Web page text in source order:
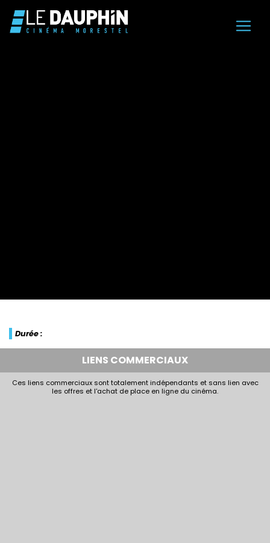
Durée :
LIENS COMMERCIAUX
Ces liens commerciaux sont totalement indépendants et sans lien avec
les offres et l'achat de place en ligne du cinéma.